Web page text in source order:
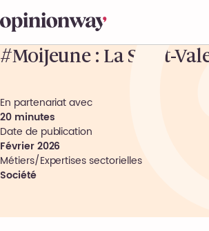
#MoiJeune : La Saint-
En partenariat avec
20 minutes
Date de publication
Février 2026
Métiers/Expertises sectorielles
Société